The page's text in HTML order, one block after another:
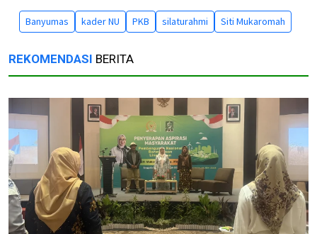
Banyumas kader NU PKB silaturahmi Siti Mukaromah
REKOMENDASI BERITA